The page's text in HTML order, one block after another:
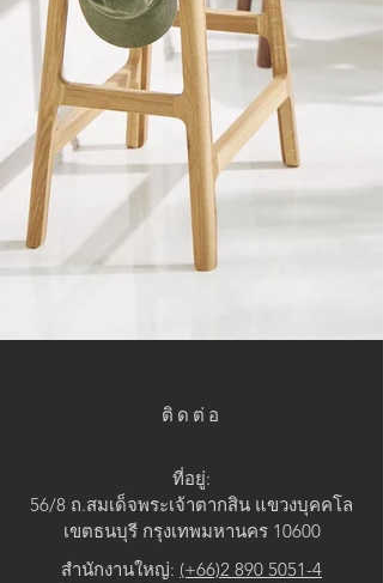
ติดต่อ
ที่อยู่:
56/8 ถ.สมเด็จพระเจ้าตากสิน แขวงบุคคโล
เขตธนบุรี กรุงเทพมหานคร 10600
สำนักงานใหญ่: (+66)2 890 5051-4